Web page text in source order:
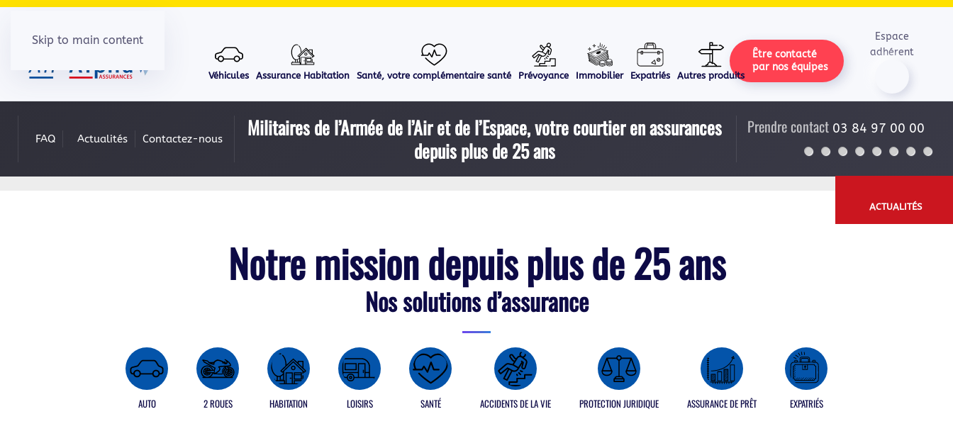
Skip to main content
Véhicules Assurance Habitation Santé, votre complémentaire santé Prévoyance Immobilier Expatriés Autres produits
Être contacté
par nos équipes
Espace
adhérent
FAQ Actualités Contactez-nous
Militaires de l’Armée de l’Air et de l’Espace, votre courtier en assurances
depuis plus de 25 ans
Prendre contact 03 84 97 00 00
ACTUALITÉS
Notre mission depuis plus de 25 ans
Nos solutions d’assurance
AUTO 2 ROUES HABITATION LOISIRS SANTÉ ACCIDENTS DE LA VIE PROTECTION JURIDIQUE ASSURANCE DE PRÊT EXPATRIÉS